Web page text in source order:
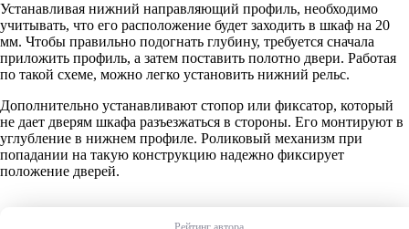
Устанавливая нижний направляющий профиль, необходимо
учитывать, что его расположение будет заходить в шкаф на 20
мм. Чтобы правильно подогнать глубину, требуется сначала
приложить профиль, а затем поставить полотно двери. Работая
по такой схеме, можно легко установить нижний рельс.
Дополнительно устанавливают стопор или фиксатор, который
не дает дверям шкафа разъезжаться в стороны. Его монтируют в
углубление в нижнем профиле. Роликовый механизм при
попадании на такую конструкцию надежно фиксирует
положение дверей.